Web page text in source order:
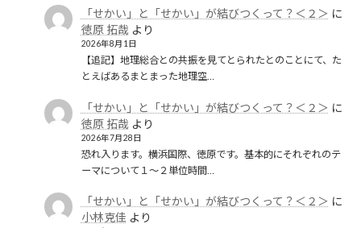
「せかい」と「せかい」が結びつくって？＜２＞ に
徳原 拓哉 より
2026年8月1日
【追記】地理総合との共振を見てとられたとのことにて、た
とえばあるまとまった地理空…
「せかい」と「せかい」が結びつくって？＜２＞ に
徳原 拓哉 より
2026年7月28日
恐れ入ります。横浜国際、徳原です。基本的にそれぞれのテ
ーマについて１〜２単位時間…
「せかい」と「せかい」が結びつくって？＜２＞ に
小林克佳 より